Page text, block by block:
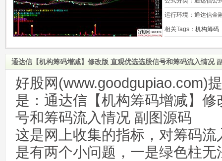
运行环境： 通达信金
相关Tags： 机构筹码
通达信【机构筹码增减】修改版 直观优选选股信号和筹码流入情况
好股网(www.goodgupiao.com)
是：通达信【机构筹码增减】
号和筹码流入情况 副图源码
这是网上收集的指标，对筹码
是有两个小问题，一是绿色柱